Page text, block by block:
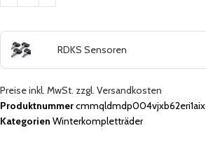
RDKS Sensoren
Preise inkl. MwSt. zzgl. Versandkosten
Produktnummercmmqldmdp004vjxb62eri1aix
Kategorien Winterkompletträder